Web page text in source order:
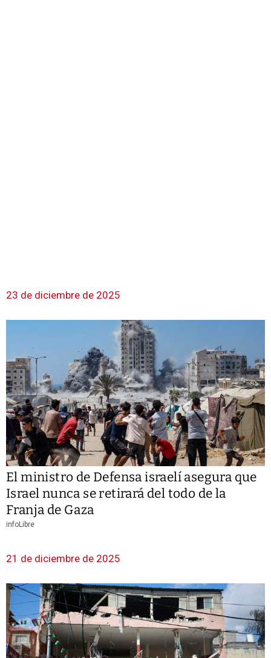
23 de diciembre de 2025
El ministro de Defensa israelí asegura que
Israel nunca se retirará del todo de la
Franja de Gaza
infoLibre
21 de diciembre de 2025